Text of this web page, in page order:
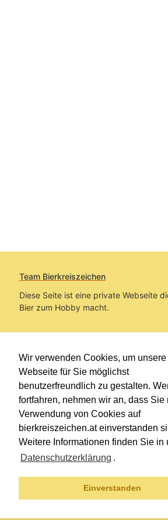
Wir verwenden Cookies, um unsere
Webseite für Sie möglichst
benutzerfreundlich zu gestalten.
fortfahren, nehmen wir an, dass Sie
Verwendung von Cookies auf
bierkreiszeichen.at einverstanden
Weitere Informationen finden Sie in
Datenschutzerklärung .
Einverstanden
Team Bierkreiszeichen
Diese Seite ist eine private Webseite
Bier zum Hobby macht.
Sie befinden sich auf https://
im Pfad:Übers Bier/Biersorten
Erstellt: 2012-05-23
Links
Impressum
Datenschutzerklärung